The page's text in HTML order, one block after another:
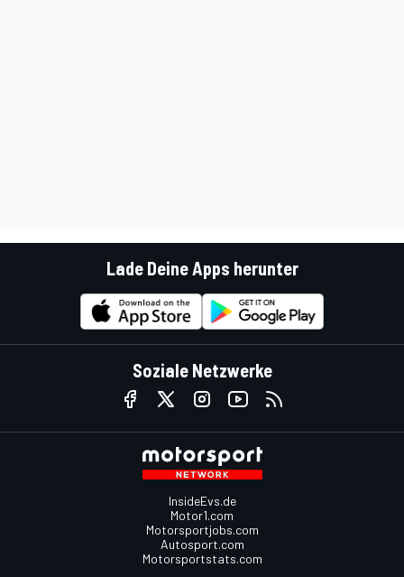
Lade Deine Apps herunter
Soziale Netzwerke
InsideEvs.de
Motor1.com
Motorsportjobs.com
Autosport.com
Motorsportstats.com